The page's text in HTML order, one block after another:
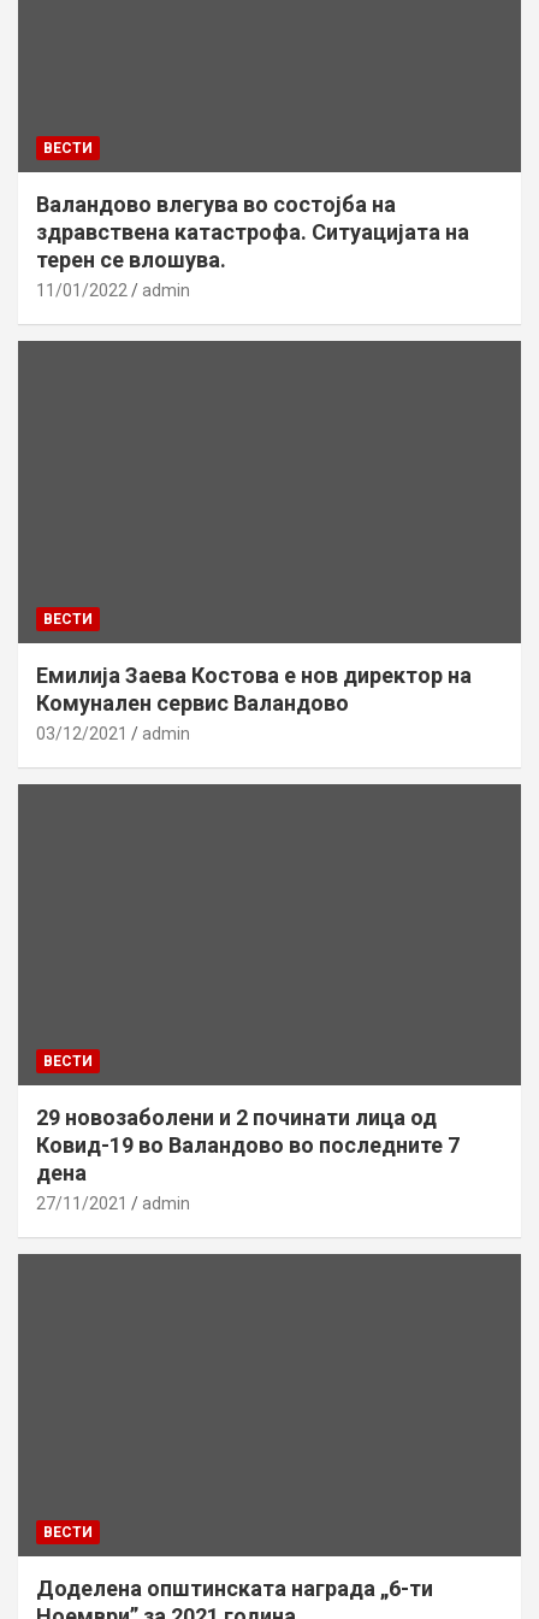
ВЕСТИ
Валандово влегува во состојба на
здравствена катастрофа. Ситуацијата на
терен се влошува.
11/01/2022 admin
ВЕСТИ
Емилија Заева Костова е нов директор на
Комунален сервис Валандово
03/12/2021 admin
ВЕСТИ
29 новозаболени и 2 починати лица од
Ковид-19 во Валандово во последните 7
дена
27/11/2021 admin
ВЕСТИ
Доделена општинската награда „6-ти